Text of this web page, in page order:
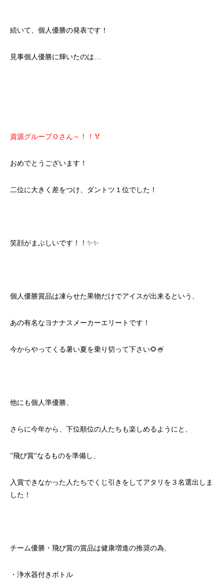
続いて、個人優勝の発表です！
見事個人優勝に輝いたのは…
資源グループＯさん～！！🏅
おめでとうございます！
二位に大きく差をつけ、ダントツ１位でした！
笑顔がまぶしいです！！✨✨
個人優勝賞品は凍らせた果物だけでアイスが出来るという、
あの有名なヨナナスメーカーエリートです！
今からやってくる暑い夏を乗り切って下さい🌻🍧
他にも個人準優勝、
さらに今年から、下位順位の人たちも楽しめるようにと、
”飛び賞”なるものを準備し、
入賞できなかった人たちでくじ引きをしてアタリを３名選出しま
した！
チーム優勝・飛び賞の賞品は健康増進の推奨の為、
・浄水器付きボトル